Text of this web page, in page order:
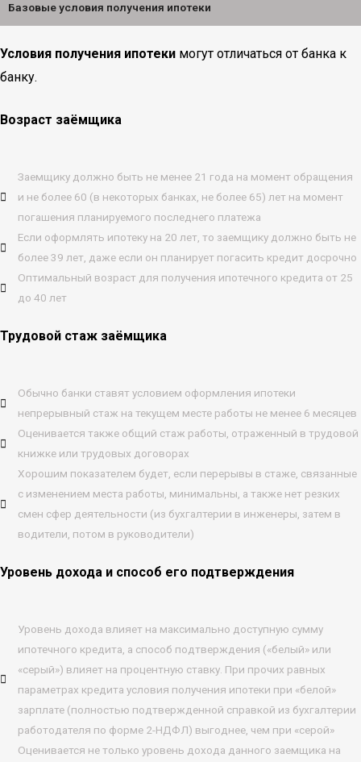
Базовые условия получения ипотеки
Условия получения ипотеки могут отличаться от банка к
банку.
Возраст заёмщика
Заемщику должно быть не менее 21 года на момент обращения
и не более 60 (в некоторых банках, не более 65) лет на момент
погашения планируемого последнего платежа
Если оформлять ипотеку на 20 лет, то заемщику должно быть не
более 39 лет, даже если он планирует погасить кредит досрочно
Оптимальный возраст для получения ипотечного кредита от 25
до 40 лет
Трудовой стаж заёмщика
Обычно банки ставят условием оформления ипотеки
непрерывный стаж на текущем месте работы не менее 6 месяцев
Оценивается также общий стаж работы, отраженный в трудовой
книжке или трудовых договорах
Хорошим показателем будет, если перерывы в стаже, связанные
с изменением места работы, минимальны, а также нет резких
смен сфер деятельности (из бухгалтерии в инженеры, затем в
водители, потом в руководители)
Уровень дохода и способ его подтверждения
Уровень дохода влияет на максимально доступную сумму
ипотечного кредита, а способ подтверждения («белый» или
«серый») влияет на процентную ставку. При прочих равных
параметрах кредита условия получения ипотеки при «белой»
зарплате (полностью подтвержденной справкой из бухгалтерии
работодателя по форме 2-НДФЛ) выгоднее, чем при «серой»
Оценивается не только уровень дохода данного заемщика на